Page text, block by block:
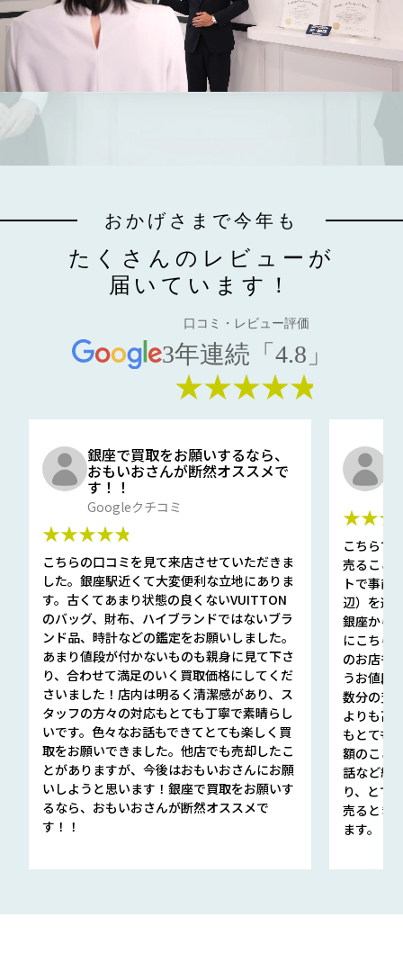
おかげさまで今年も
たくさんのレビューが
届いています！
口コミ・レビュー評価
3年連続「4.8」
★★★★★
銀座で買取をお願いするなら、
おもいおさんが断然オススメで
す！！
Googleクチコミ
★★★★★
こちらの口コミを見て来店させていただきま
した。銀座駅近くて大変便利な立地にありま
す。古くてあまり状態の良くないVUITTON
のバッグ、財布、ハイブランドではないブラ
ンド品、時計などの鑑定をお願いしました。
あまり値段が付かないものも親身に見て下さ
り、合わせて満足のいく買取価格にしてくだ
さいました！店内は明るく清潔感があり、ス
タッフの方々の対応もとても丁寧で素晴らし
いです。色々なお話もできてとても楽しく買
取をお願いできました。他店でも売却したこ
とがありますが、今後はおもいおさんにお願
いしようと思います！銀座で買取をお願いす
るなら、おもいおさんが断然オススメで
す！！
こちらで
売ること
トで事前
辺）を選
銀座から
にこちら
のお店も
うお値段
数分の査
よりも高
もとても
額のこと
話など細
り、とて
売るとき
ます。